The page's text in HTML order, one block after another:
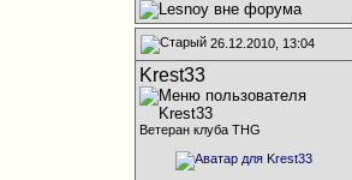
26.12.2010, 13:04
Krest33
Ветеран клуба THG